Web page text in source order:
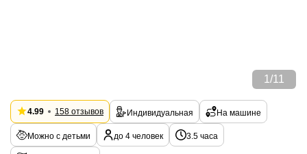
1 /11
4.99 158 отзывов Индивидуальная На машине
Можно с детьми до 4 человек 3.5 часа